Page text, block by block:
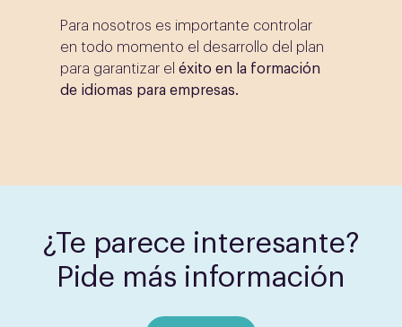
Para nosotros es importante controlar
en todo momento el desarrollo del plan
para garantizar eléxito en la formación
de idiomas para empresas.
¿Te parece interesante?
Pide más información